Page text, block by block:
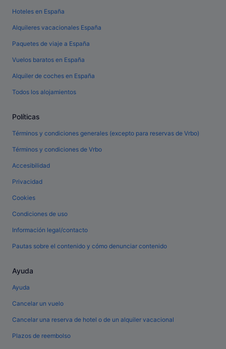
Hoteles en España
Alquileres vacacionales España
Paquetes de viaje a España
Vuelos baratos en España
Alquiler de coches en España
Todos los alojamientos
Políticas
Términos y condiciones generales (excepto para reservas de Vrbo)
Términos y condiciones de Vrbo
Accesibilidad
Privacidad
Cookies
Condiciones de uso
Información legal/contacto
Pautas sobre el contenido y cómo denunciar contenido
Ayuda
Ayuda
Cancelar un vuelo
Cancelar una reserva de hotel o de un alquiler vacacional
Plazos de reembolso